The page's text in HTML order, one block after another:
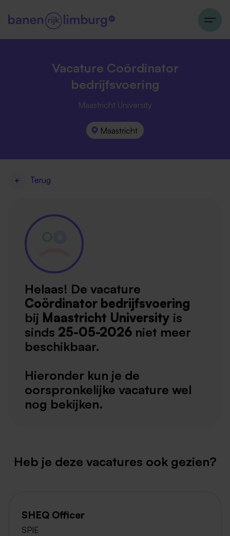
Vacature Coördinator
bedrijfsvoering
Maastricht University
Maastricht
Terug
Helaas! De vacature
Coördinator bedrijfsvoering
bij Maastricht University is
sinds 25-05-2026 niet meer
beschikbaar.
Hieronder kun je de
oorspronkelijke vacature wel
nog bekijken.
Heb je deze vacatures ook gezien?
SHEQ Officer
SPIE